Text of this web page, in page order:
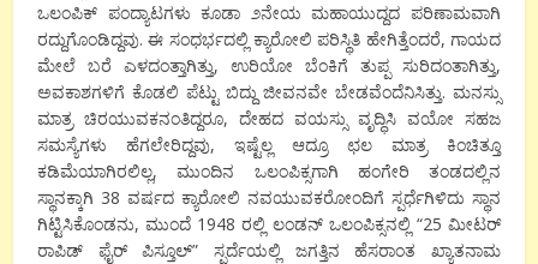
ಒಲಂಪಿಕ್ ಪಂದ್ಯಾಟಗಳು ಕೂಡಾ ೨ನೇಯ ಮಹಾಯುದ್ದದ ಪರಿಣಾಮವಾಗಿ
ರದ್ದುಗೊಂಡಿದ್ದವು. ಈ ಸಂಧರ್ಭದಲ್ಲಿ ಕ್ಯಾರೋಲಿ ಪರಿಸ್ಥಿತಿ ಹೇಗಿತ್ತೆಂದರೆ, ಗಾಯದ
ಮೇಲೆ ಬರೆ ಎಳದಂತ್ತಾಗಿತ್ತು, ಉರಿಯೋ ಬೆಂಕಿಗೆ ತುಪ್ಪ ಸುರಿದಂತಾಗಿತ್ತು,
ಅವಕಾಶಗಳಿಗೆ ಕೊಡಲಿ ಪೆಟ್ಟು ಬಿದ್ದು ಜೀವನವೇ ಬೇಡವೆಂದೆನಿಸಿತ್ತು. ಮನಸ್ಸು
ಮಾತ್ರ ಚಿರಯುವಕನಂತಿದ್ದರೂ, ದೇಹದ ವಯಸ್ಸು ವೃದ್ಧಿಸಿ ವಯೋ ಸಹಜ
ಸಮಸ್ಯೆಗಳು ಹೆಗಲೇರಿದ್ದವು, ಇಷ್ಟೆಲ್ಲ ಆದ್ರೂ ಛಲ ಮಾತ್ರ ಕಿಂಚಿತ್ತೂ
ಕಡಿಮೆಯಾಗಿರಲಿಲ್ಲ, ಮುಂದಿನ ಒಲಂಪಿಕ್ಸಗಾಗಿ ಹಂಗೇರಿ ತಂಡದಲ್ಲಿನ
ಸ್ಥಾನಕ್ಕಾಗಿ 38 ವರ್ಷದ ಕ್ಯಾರೋಲಿ ನವಯುವಕರೋಂದಿಗೆ ಸ್ಪರ್ಧೆಗಿಳಿದು ಸ್ಥಾನ
ಗಿಟ್ಟಿಸಿಕೊಂಡನು, ಮುಂದೆ 1948 ರಲ್ಲಿ ಲಂಡನ್ ಒಲಂಪಿಕ್ಸನಲ್ಲಿ “25 ಮೀಟರ್
ರಾಪಿಡ್ ಫೈರ್ ಪಿಸ್ತೂಲ್” ಸ್ಪರ್ದೆಯಲ್ಲಿ ಜಗತ್ತಿನ ಹೆಸರಾಂತ ಖ್ಯಾತನಾಮ